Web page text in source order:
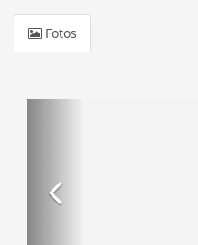
Fotos